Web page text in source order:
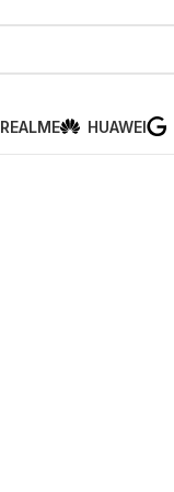
REALME HUAWEI